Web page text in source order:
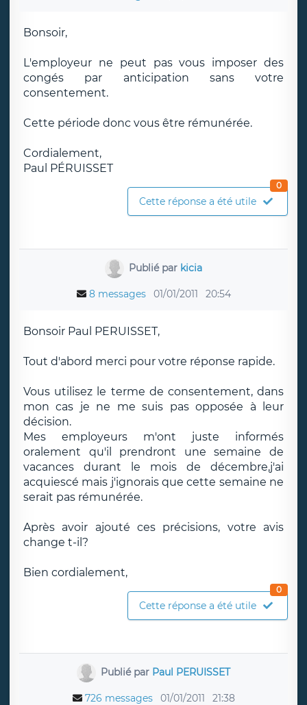
Bonsoir,
L'employeur ne peut pas vous imposer des
congés par anticipation sans votre
consentement.
Cette période donc vous être rémunérée.
Cordialement,
Paul PÉRUISSET
Cette réponse a été utile
0
Publié par kicia
8 messages 01/01/2011 20:54
Bonsoir Paul PERUISSET,
Tout d'abord merci pour votre réponse rapide.
Vous utilisez le terme de consentement, dans
mon cas je ne me suis pas opposée à leur
décision.
Mes employeurs m'ont juste informés
oralement qu'il prendront une semaine de
vacances durant le mois de décembre,j'ai
acquiescé mais j'ignorais que cette semaine ne
serait pas rémunérée.
Après avoir ajouté ces précisions, votre avis
change t-il?
Bien cordialement,
Cette réponse a été utile
0
Publié par Paul PERUISSET
726 messages 01/01/2011 21:38